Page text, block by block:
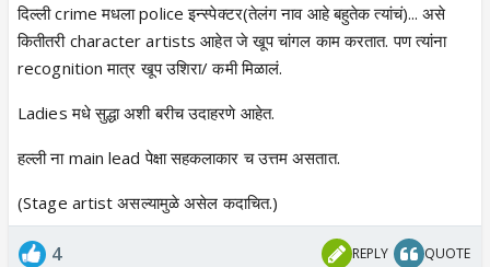
दिल्ली crime मधला police इन्स्पेक्टर(तेलंग नाव आहे बहुतेक त्यांचं)... असे
कितीतरी character artists आहेत जे खूप चांगल काम करतात. पण त्यांना
recognition मात्र खूप उशिरा/ कमी मिळालं.
Ladies मधे सुद्धा अशी बरीच उदाहरणे आहेत.
हल्ली ना main lead पेक्षा सहकलाकार च उत्तम असतात.
(Stage artist असल्यामुळे असेल कदाचित.)
4 REPLY QUOTE